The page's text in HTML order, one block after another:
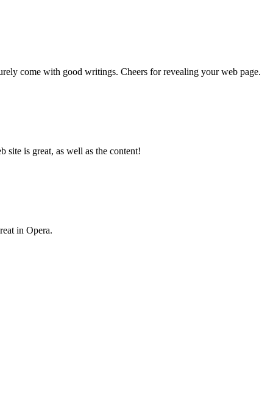
come with good writings. Cheers for revealing your web page.
is great, as well as the content!
in Opera.